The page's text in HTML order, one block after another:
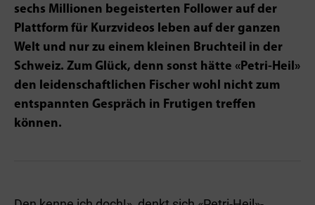
sechs Millionen begeisterten Follower auf der
Plattform für Kurzvideos leben auf der ganzen
Welt und nur zu einem kleinen Bruchteil in der
Schweiz. Zum Glück, denn sonst hätte «Petri-Heil»
den leidenschaftlichen Fischer wohl nicht zum
entspannten Gespräch in Frutigen treffen
können.